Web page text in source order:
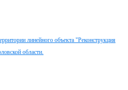
линейного объекта "Реконструкция
области.